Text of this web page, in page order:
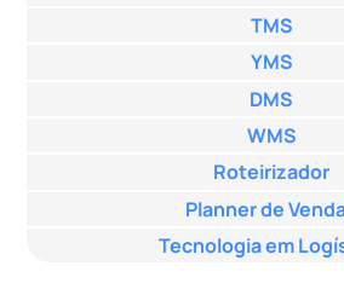
TMS
YMS
DMS
WMS
Roteirizador
Planner de
Tecnologia em